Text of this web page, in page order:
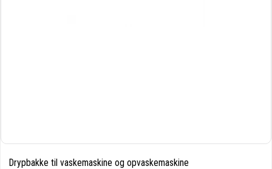
Drypbakke til vaskemaskine og opvaskemaskine